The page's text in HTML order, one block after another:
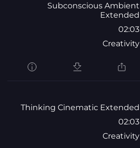
Subconscious Ambient
Extended
02:03
Creativity
Thinking Cinematic Extended
02:03
Creativity